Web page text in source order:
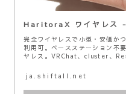
HaritoraX ワイヤレス
完全ワイヤレスで小型・安価か
利用可。ベースステーション
ヤレス。VRChat、cluster、
ja.shiftall.net